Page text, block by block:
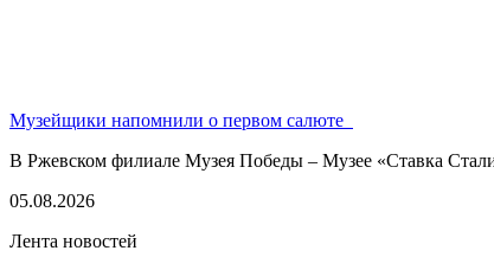
Музейщики напомнили о первом салюте
В Ржевском филиале Музея Победы – Музее «Ставка
05.08.2026
Лента новостей